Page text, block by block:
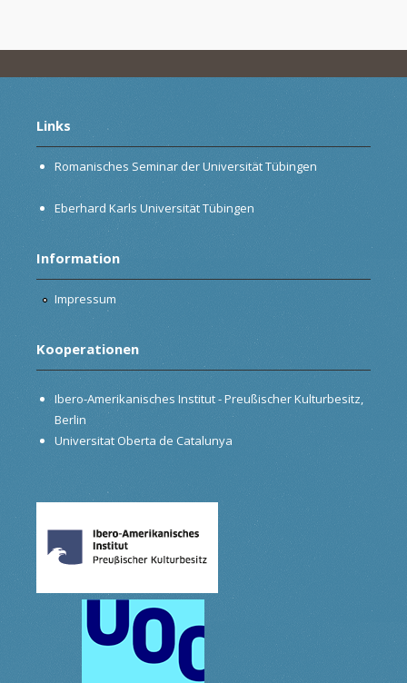
Links
Romanisches Seminar der Universität Tübingen
Eberhard Karls Universität Tübingen
Information
Impressum
Kooperationen
Ibero-Amerikanisches Institut - Preußischer Kulturbesitz,
Berlin
Universitat Oberta de Catalunya